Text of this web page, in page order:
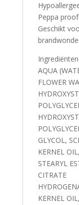
Peppa proof
Geschikt
Ingrediënten
AQUA
FLOWER
GLYCOL,
KERNEL
STEARYL
CITRATE
KERNEL